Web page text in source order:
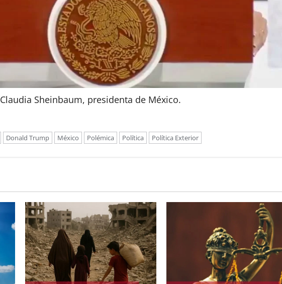
Claudia Sheinbaum, presidenta de México.
Donald Trump México Polémica Política Política Exterior